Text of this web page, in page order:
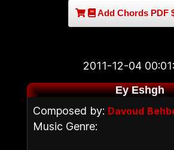
Add Chords PDF
2011-12-04
Ey Eshgh
Composed by: Davoud
Music Genre: